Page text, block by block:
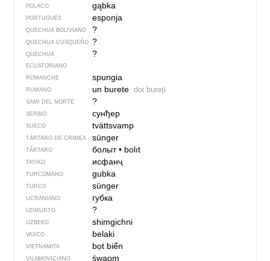
POLACO gąbka
PORTUGUÉS esponja
QUECHUA BOLIVIANO ?
QUECHUA CUSQUEÑO ?
QUECHUA
ECUATORIANO
?
ROMANCHE spungia
RUMANO un burete doi bureți
SAMI DEL NORTE ?
SERBIO сунђер
SUECO tvättsvamp
TÁRTARO DE CRIMEA sünger
TÁRTARO болыт• bolıt
TAYIKO исфанҷ
TURCOMANO gubka
TURCO sünger
UCRANIANO губка
UDMURTO ?
UZBEKO shimgichni
VASCO belaki
VIETNAMITA bọt biển
VILAMOVICIANO śwaom